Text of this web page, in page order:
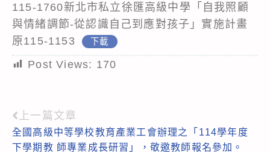
115-1760新北市私立徐匯高級中學「自我照顧
與情緒調節-從認識自己到應對孩子」實施計畫
原115-1153
下載
Post Views: 170
Read
more
上一篇文章
全國高級中等學校教育產業工會辦理之「114學年度
下學期教 師專業成長研習」，敬邀教師報名參加。